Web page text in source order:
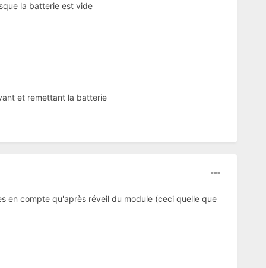
la batterie est vide
et remettant la batterie
en compte qu'après réveil du module (ceci quelle que